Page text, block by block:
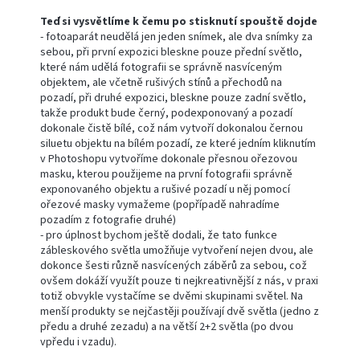
Teď si vysvětlíme k čemu po stisknutí spouště dojde
- fotoaparát neudělá jen jeden snímek, ale dva snímky za
sebou, při první expozici bleskne pouze přední světlo,
které nám udělá fotografii se správně nasvíceným
objektem, ale včetně rušivých stínů a přechodů na
pozadí, při druhé expozici, bleskne pouze zadní světlo,
takže produkt bude černý, podexponovaný a pozadí
dokonale čistě bílé, což nám vytvoří dokonalou černou
siluetu objektu na bílém pozadí, ze které jedním kliknutím
v Photoshopu vytvoříme dokonale přesnou ořezovou
masku, kterou použijeme na první fotografii správně
exponovaného objektu a rušivé pozadí u něj pomocí
ořezové masky vymažeme (popřípadě nahradíme
pozadím z fotografie druhé)
- pro úplnost bychom ještě dodali, že tato funkce
zábleskového světla umožňuje vytvoření nejen dvou, ale
dokonce šesti různě nasvícených záběrů za sebou, což
ovšem dokáží využít pouze ti nejkreativnější z nás, v praxi
totiž obvykle vystačíme se dvěmi skupinami světel. Na
menší produkty se nejčastěji používají dvě světla (jedno z
předu a druhé zezadu) a na větší 2+2 světla (po dvou
vpředu i vzadu).